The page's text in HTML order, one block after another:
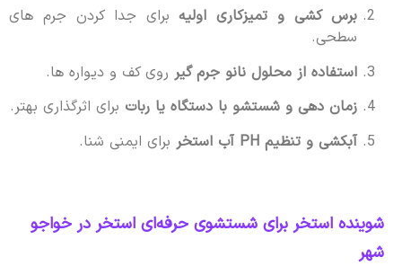
برس کشی و تمیزکاری اولیهبرای جدا کردن جرم های
سطحی.
استفاده از محلول نانو جرم گیرروی کف و دیواره ها.
زمان دهی و شستشو با دستگاه یا رباتبرای اثرگذاری بهتر.
آبکشی و تنظیم PH آب استخر
برای ایمنی شنا.
شوینده استخر برای شستشوی حرفه‌ای استخر در خواجو
شهر